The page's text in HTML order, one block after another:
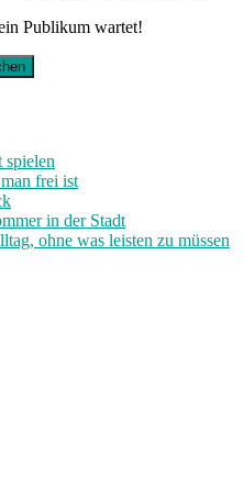
Publikum wartet!
spielen
frei ist
in der Stadt
ohne was leisten zu müssen